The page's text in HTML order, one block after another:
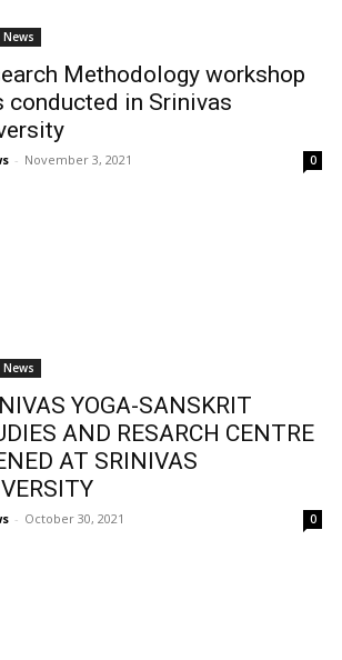
News
Methodology workshop
conducted in Srinivas
- November 3, 2021 0
News
YOGA-SANSKRIT
AND RESARCH CENTRE
AT SRINIVAS
- October 30, 2021 0